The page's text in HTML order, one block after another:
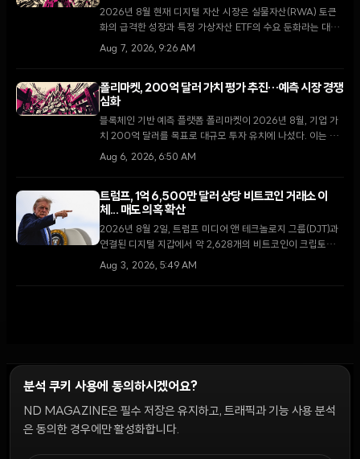
2026년 8월 현재 디지털 자산 시장은 실물자산(RWA) 토큰
화의 급격한 성장과 특정 가상자산 ETF의 수요 둔화라는 대조
적인 국면을 맞이하고 있다. 코인셰어즈에 따르면 RWA 예치
Aug 7, 2026, 9:26 AM
폴리마켓, 200억 달러 가치 평가 추진…예측 시장 경쟁
심화
블록체인 기반 예측 플랫폼 폴리마켓이 2026년 8월, 기업 가
치 200억 달러를 목표로 대규모 투자 유치에 나섰다. 이는 지
난 4월 비공개로 진행된 150억 달러 규모의 펀딩 이후 불과 4
Aug 6, 2026, 6:50 AM
트럼프, 1억 6,500만 달러 상당 비트코인 거래소 이
체... 매도 의혹 확산
2026년 8월 2일, 트럼프 미디어 앤 테크놀로지 그룹(DJT)과
연결된 디지털 지갑에서 약 2,628개의 비트코인이 크립토닷컴
거래소로 이동했다. 막대한 운영 손실을 기록 중인 가운데 이번
Aug 3, 2026, 5:49 AM
윤리 원칙 Discord 봇캠페인 가이드커뮤니티 랭킹
쿠키 설정
분석 쿠키 사용에 동의하시겠어요?
ND MAGAZINE은 필수 저장은 유지하고, 트래픽과 기능 사용 분석
은 동의한 경우에만 활성화합니다.